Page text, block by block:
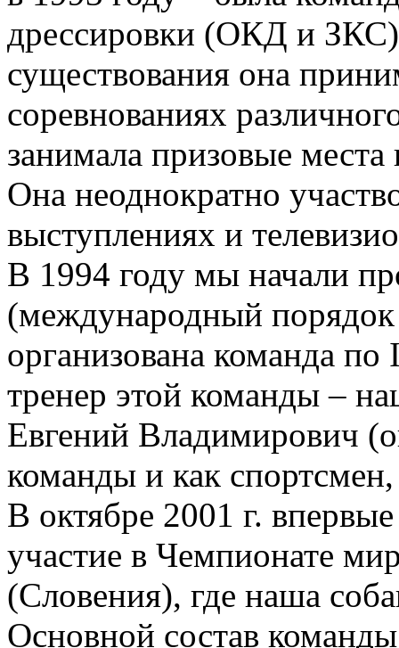
дрессировки (ОКД и
существования она
соревнованиях
занимала призовые
Она неоднократно
выступлениях и
В 1994 году мы начали
(международный
организована команда
тренер этой команды –
Евгений Владимирович
команды и как
В октябре 2001 г.
участие в Чемпионате
(Словения), где наша
Основной состав